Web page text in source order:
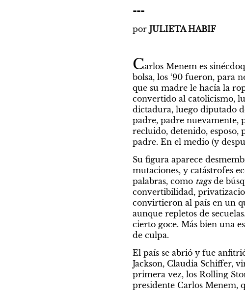
---
por JULIETA HABIF
Carlos Menem es
bolsa, los ‘90 fueron, para
que su madre le hacía la
convertido al catolicismo,
dictadura, luego diputado
padre, padre nuevamente,
recluido, detenido, esposo,
padre. En el medio (y
Su figura aparece
mutaciones, y catástrofes
palabras, como tags de
convertibilidad,
convirtieron al país en un
aunque repletos de
cierto goce. Más bien una
de culpa.
El país se abrió y fue
Jackson, Claudia Schiffer,
primera vez, los Rolling
presidente Carlos Menem,